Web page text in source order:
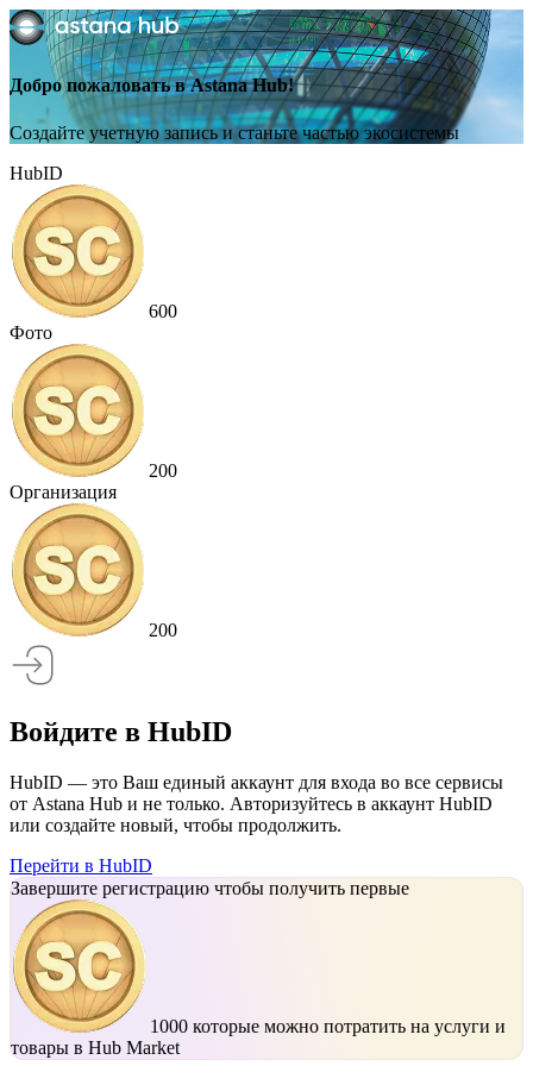
Добро пожаловать в Astana Hub!
Создайте учетную запись и станьте частью экосистемы
HubID
600
Фото
200
Организация
200
Войдите в HubID
HubID — это Ваш единый аккаунт для входа во все сервисы
от Astana Hub и не только. Авторизуйтесь в аккаунт HubID
или создайте новый, чтобы продолжить.
Перейти в HubID
Завершите регистрацию чтобы получить первые
1000 которые можно потратить на услуги и
товары в Hub Market